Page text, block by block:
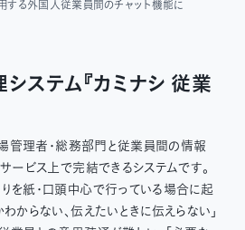
する外国人従業員間のチャット機能に
ステム『カミナシ 従業
場管理者・総務部門と従業員間の情報
ービス上で完結できるシステムです。
を紙・口頭中心で行っている場合に起
からない、伝えたいときに伝えらない」